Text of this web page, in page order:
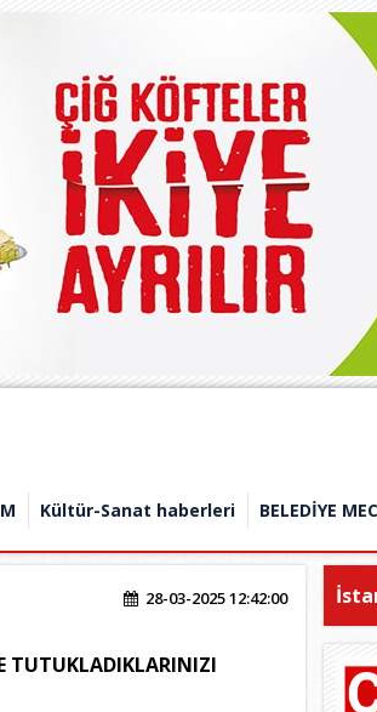
Kültür-Sanat haberleri BELEDİYE
28-03-2025 12:42:00
TUTUKLADIKLARINIZI